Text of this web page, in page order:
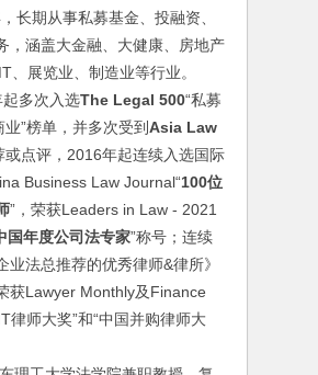
期从事私募基金、投融资、
，涵盖大金融、大健康、房地产
、展览业、制造业等行业。
多次入选The Legal 500“私募
业”榜单，并多次受到Asia Law
或点评，2016年起连续入选国际
Business Law Journal“100位
”，荣获Leaders in Law - 2021
国年度公司法专家”称号；连续
业法总推荐的优秀律师&律所》
获Lawyer Monthly及Finance
律师大奖”和“中国并购律师大